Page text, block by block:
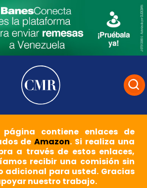
página contiene enlaces de
deAmazon. Si realiza una
a través de estos enlaces,
recibir una comisión sin
adicional para usted. Gracias
nuestro trabajo.